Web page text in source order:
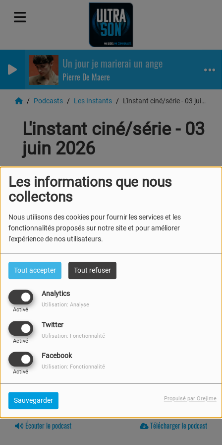
Les informations que nous
collectons
Nous utilisons des cookies pour fournir les services et les
fonctionnalités proposés sur notre site et pour améliorer
l'expérience de nos utilisateurs.
Tout accepter Tout refuser
Analytics
Activé
Utilisation: Analyse
Twitter
Activé
Utilisation: Fonctionnalité
Facebook
Activé
Utilisation: Fonctionnalité
Sauvegarder Propulsé par Orejime
Un jour je marierai un ange
Pierre De Maere
Podcasts Les Instants L'instant ciné/série - 03 juin 2026
L'instant ciné/série - 03
juin 2026
03 JUIN 2026 -
Écouter le podcast Télécharger le podcast